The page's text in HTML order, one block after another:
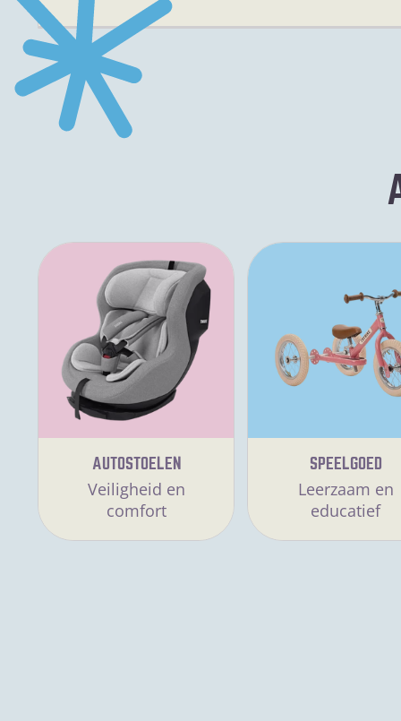
AUTOSTOELEN
Veiligheid en
comfort
SPEELGOED
Leerzaam en
educatief